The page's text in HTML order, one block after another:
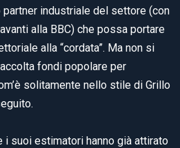
industriale del settore (con
alla BBC) che possa portare
alla “cordata”. Ma non si
fondi popolare per
solitamente nello stile di Grillo
i suoi estimatori hanno già attirato